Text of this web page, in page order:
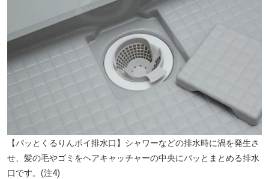
【パッとくるりんポイ排水口】シャワーなどの排水時に渦を発生さ
せ、髪の毛やゴミをヘアキャッチャーの中央にパッとまとめる排水
口です。(注4)